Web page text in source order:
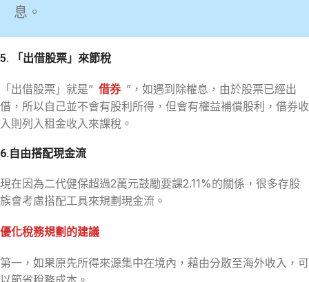
息。
5. 「出借股票」來節稅
「出借股票」就是” 借券 ”，如遇到除權息，由於股票已經出
借，所以自己並不會有股利所得，但會有權益補償股利，借券收
入則列入租金收入來課稅。
6.自由搭配現金流
現在因為二代健保超過2萬元鼓勵要課2.11%的關係，很多存股
族會考慮搭配工具來規劃現金流。
優化稅務規劃的建議
第一，如果原先所得來源集中在境內，藉由分散至海外收入，可